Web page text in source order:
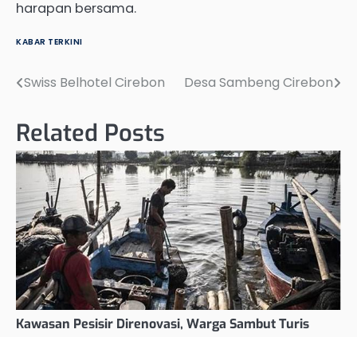
harapan bersama.
KABAR TERKINI
Post
Swiss Belhotel Cirebon Desa Sambeng Cirebon
Related Posts
Kawasan Pesisir Direnovasi, Warga Sambut Turis